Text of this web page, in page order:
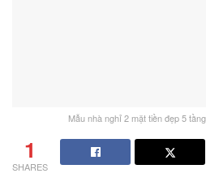
Mẫu nhà nghỉ 2 mặt tiền đẹp 5
1
SHARES